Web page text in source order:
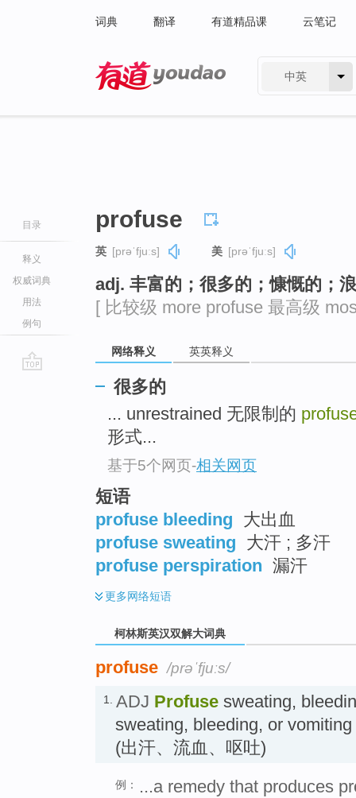
词典 翻译 有道精品课 云笔记
中英
目录
释义
权威词典
用法
例句
profuse
英 [prəˈfjuːs] 美 [prəˈfjuːs]
adj. 丰富的；很多的；慷慨的；
[ 比较级 more profuse 最高级
网络释义 英英释义
很多的
... unrestrained 无限制的
形式...
基于5个网页-相关网页
短语
profuse bleeding 大出血
profuse sweating 大汗 ; 多汗
profuse perspiration 漏汗
更多网络短语
柯林斯英汉双解大词典
profuse /prəˈfjuːs/
1. ADJ Profuse sweating,
sweating, bleeding, or
(出汗、流血、呕吐)
例：
...a remedy that produces